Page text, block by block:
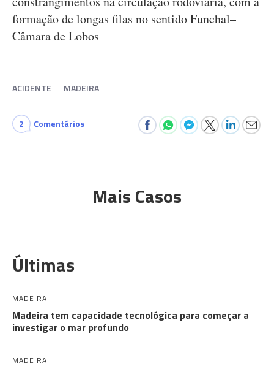
formação de longas filas no sentido Funchal–
Câmara de Lobos
ACIDENTE MADEIRA
2 Comentários
Mais Casos
Últimas
MADEIRA
Madeira tem capacidade tecnológica para começar a
investigar o mar profundo
MADEIRA